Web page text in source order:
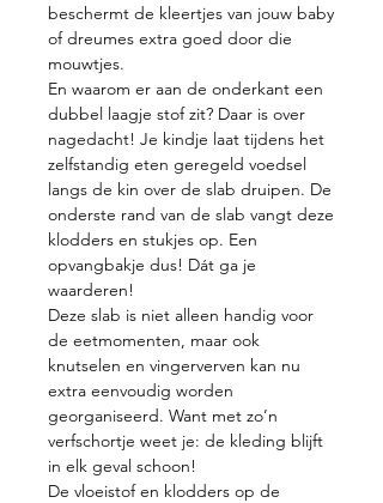
beschermt de kleertjes van jouw baby
of dreumes extra goed door die
mouwtjes.
En waarom er aan de onderkant een
dubbel laagje stof zit? Daar is over
nagedacht! Je kindje laat tijdens het
zelfstandig eten geregeld voedsel
langs de kin over de slab druipen. De
onderste rand van de slab vangt deze
klodders en stukjes op. Een
opvangbakje dus! Dát ga je
waarderen!
Deze slab is niet alleen handig voor
de eetmomenten, maar ook
knutselen en vingerverven kan nu
extra eenvoudig worden
georganiseerd. Want met zo’n
verfschortje weet je: de kleding blijft
in elk geval schoon!
De vloeistof en klodders op de